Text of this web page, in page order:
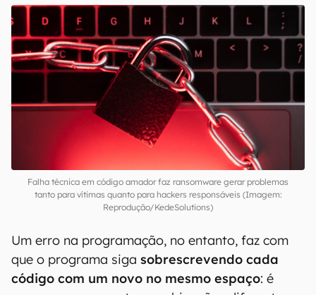
Falha técnica em código amador faz ransomware gerar problemas
tanto para vítimas quanto para hackers responsáveis (Imagem:
Reprodução/KedeSolutions)
Um erro na programação, no entanto, faz com
que o programa siga sobrescrevendo cada
código com um novo no mesmo espaço: é